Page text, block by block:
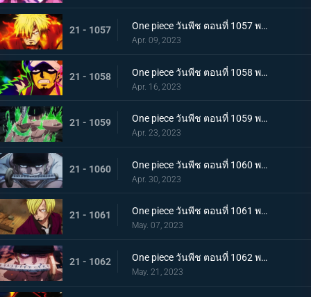
21 - 1057 One piece วันพีช ตอนที่ 1057 พากย์ไทย เพื่อลูฟี่ คำสาบานของซันจิกับโซโร
Apr. 09, 2023
21 - 1058 One piece วันพีช ตอนที่ 1058 พากย์ไทย การจู่โจมของนักบวชเพลิงผลาญ เงื้อมมือปีศาจของโอโรจิที่คืบคลานเข้ามา
Apr. 16, 2023
21 - 1059 One piece วันพีช ตอนที่ 1059 พากย์ไทย โซโลตกที่นั่งลำบาก สัตว์ประหลาดคิงแห่งอัคคีภัย
Apr. 23, 2023
21 - 1060 One piece วันพีช ตอนที่ 1060 พากย์ไทย ความลับของเอ็นมะ ดาบปีศาจที่ฝากไว้กับโซโล
Apr. 30, 2023
21 - 1061 One piece วันพีช ตอนที่ 1061 พากย์ไทย หนึ่งการโจมตีของเทพอสูร ซันจิ ปะทะ ควีน
May. 07, 2023
21 - 1062 One piece วันพีช ตอนที่ 1062 พากย์ไทย วิชาสามดาบแห่งราชัน โซโล ปะทะ คิง
May. 21, 2023